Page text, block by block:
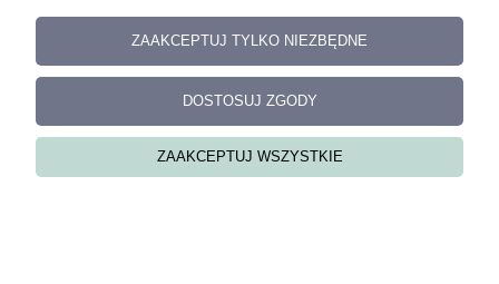
ZAAKCEPTUJ TYLKO NIEZBĘDNE
DOSTOSUJ ZGODY
ZAAKCEPTUJ WSZYSTKIE